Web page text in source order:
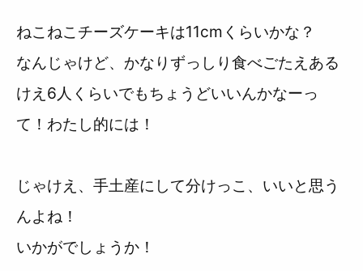
ねこねこチーズケーキは11cmくらいかな？
なんじゃけど、かなりずっしり食べごたえある
けえ6人くらいでもちょうどいいんかなーっ
て！わたし的には！
じゃけえ、手土産にして分けっこ、いいと思う
んよね！
いかがでしょうか！